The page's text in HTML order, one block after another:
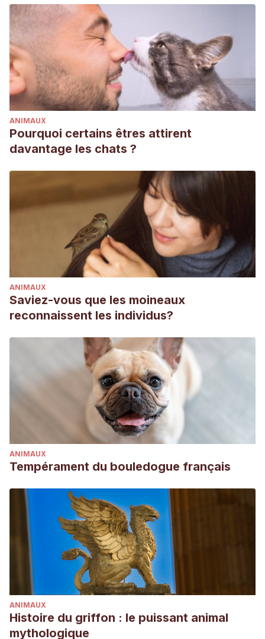
ANIMAUX
Pourquoi certains êtres attirent
davantage les chats ?
ANIMAUX
Saviez-vous que les moineaux
reconnaissent les individus?
ANIMAUX
Tempérament du bouledogue français
ANIMAUX
Histoire du griffon : le puissant animal
mythologique